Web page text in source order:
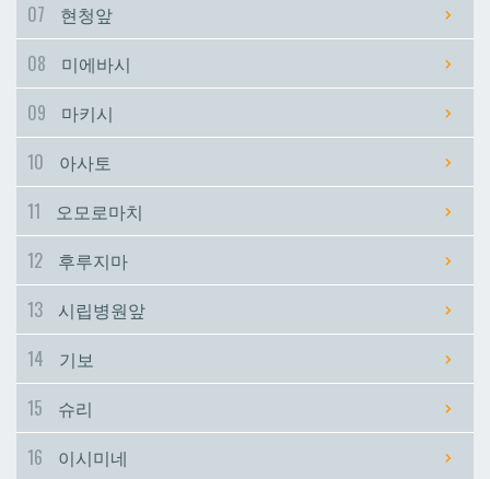
시립병원앞
이시미네
데다코우라니시
시립병원앞
이시미네
데다코우라니시
07
현청앞
08
미에바시
09
마키시
10
아사토
11
오모로마치
12
후루지마
13
시립병원앞
14
기보
15
슈리
16
이시미네